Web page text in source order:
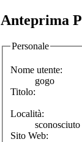
Anteprima
Personale
Nome utente:
gogo
Titolo:
Località:
sconosciuto
Sito Web: